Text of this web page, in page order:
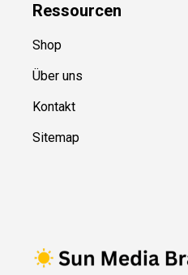
Ressourcen
Shop
Über uns
Kontakt
Sitemap